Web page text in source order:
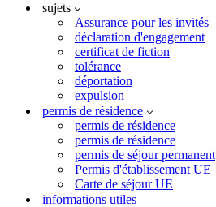
sujets
Assurance pour les invités
déclaration d'engagement
certificat de fiction
tolérance
déportation
expulsion
permis de résidence
permis de résidence
permis de résidence
permis de séjour permanent
Permis d'établissement UE
Carte de séjour UE
informations utiles